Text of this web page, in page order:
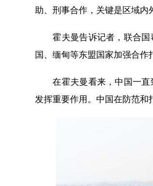
助、刑事合作，关键是区域内
霍夫曼告诉记者，联合国
国、缅甸等东盟国家加强合作
在霍夫曼看来，中国一直
发挥重要作用。中国在防范和